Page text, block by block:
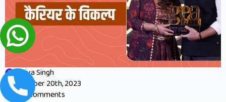
Priya Singh
October 20th, 2023
No Comments